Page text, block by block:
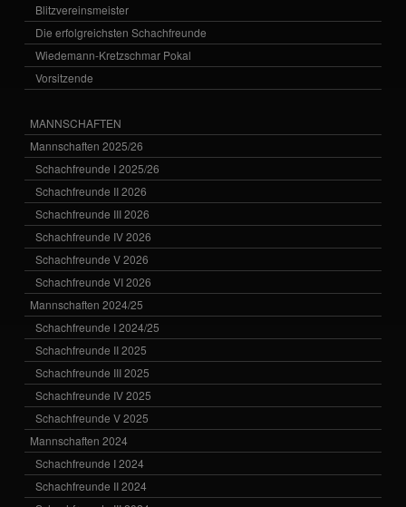
Blitzvereinsmeister
Die erfolgreichsten Schachfreunde
Wiedemann-Kretzschmar Pokal
Vorsitzende
MANNSCHAFTEN
Mannschaften 2025/26
Schachfreunde I 2025/26
Schachfreunde II 2026
Schachfreunde III 2026
Schachfreunde IV 2026
Schachfreunde V 2026
Schachfreunde VI 2026
Mannschaften 2024/25
Schachfreunde I 2024/25
Schachfreunde II 2025
Schachfreunde III 2025
Schachfreunde IV 2025
Schachfreunde V 2025
Mannschaften 2024
Schachfreunde I 2024
Schachfreunde II 2024